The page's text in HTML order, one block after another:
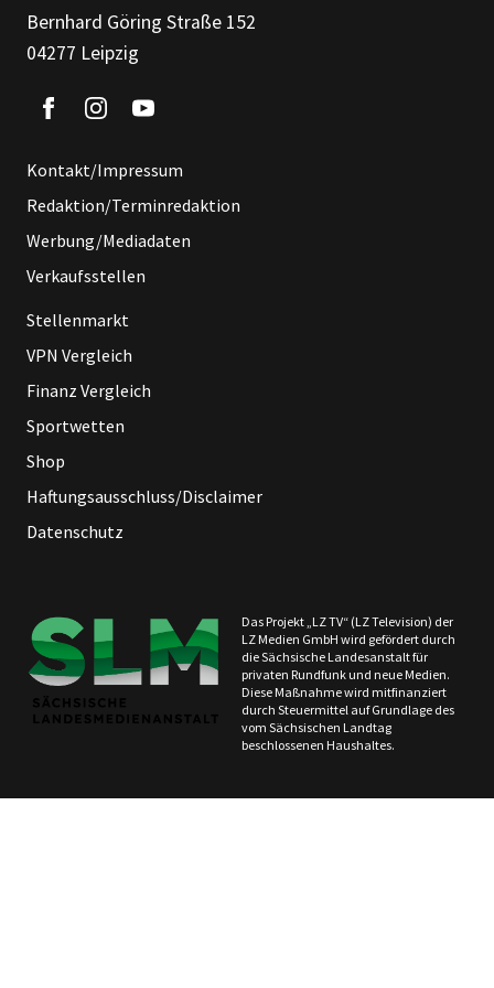
Bernhard Göring Straße 152
04277 Leipzig
Kontakt/Impressum
Redaktion/Terminredaktion
Werbung/Mediadaten
Verkaufsstellen
Stellenmarkt
VPN Vergleich
Finanz Vergleich
Sportwetten
Shop
Haftungsausschluss/Disclaimer
Datenschutz
Das Projekt „LZ TV“ (LZ Television) der
LZ Medien GmbH wird gefördert durch
die Sächsische Landesanstalt für
privaten Rundfunk und neue Medien.
Diese Maßnahme wird mitfinanziert
durch Steuermittel auf Grundlage des
vom Sächsischen Landtag
beschlossenen Haushaltes.